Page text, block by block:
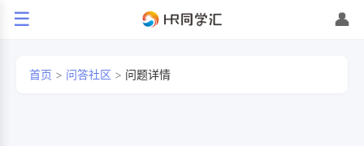
☰ 👤
首页 > 问答社区 > 问题详情